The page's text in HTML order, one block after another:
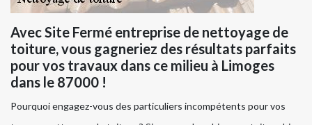
Avec Site Fermé entreprise de nettoyage de
toiture, vous gagneriez des résultats parfaits
pour vos travaux dans ce milieu à Limoges
dans le 87000 !
Pourquoi engagez-vous des particuliers incompétents pour vos